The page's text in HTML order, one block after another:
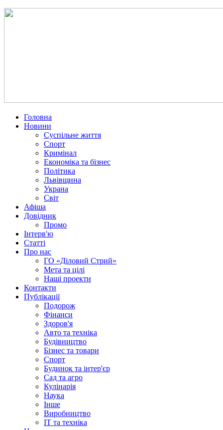
Головна
Новини
Суспільне життя
Спорт
Кримінал
Економіка та бізнес
Політика
Львівщина
Украна
Світ
Афіша
Довідник
Промо
Інтерв'ю
Статті
Про нас
ГО «Діловий Стрий»
Мета та цілі
Наші проекти
Контакти
Публікації
Подорож
Фінанси
Здоров'я
Авто та техніка
Будівництво
Бізнес та товари
Спорт
Будинок та інтер'єр
Сад та агро
Кулінарія
Наука
Інше
Виробництво
IT та техніка